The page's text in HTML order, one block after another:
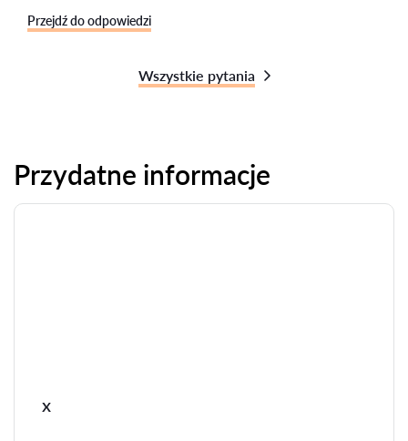
Przejdź do odpowiedzi
Wszystkie pytania
Przydatne informacje
x